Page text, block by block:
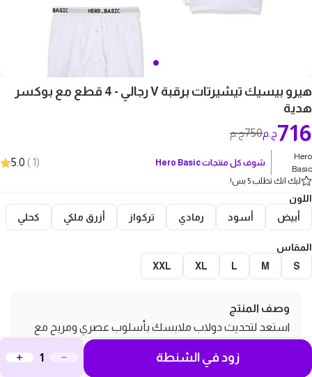
هيرو بيسيك تيشيرتات برقبة V رجالي - 4 قطع مع بوكسر
هدية
750ج.م 716ج.م
Hero
Basic
شوف كل منتجاتHero Basic
(
1
)
5.0
ليك انك تطلب 5 بس!
اللون
أبيض
أسود رمادي تركواز أزرق ملكي كحلي
المقاس
S
M
L
XL
XXL
وصف المنتج
استعد لتحديث دولاب ملابسك بأسلوب عصري ومريح مع
"هيرو بيسيك تيشيرتات برقبة V رجالي" - مجموعة مكونة من زود في الشنطة